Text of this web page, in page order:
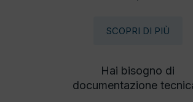
SCOPRI DI PIÙ
Hai bisogno di
documentazione